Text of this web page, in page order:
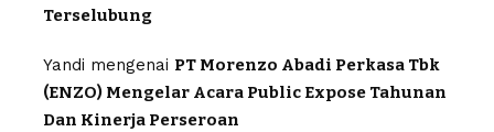
Terselubung
Yandi mengenai PT Morenzo Abadi Perkasa Tbk
(ENZO) Mengelar Acara Public Expose Tahunan
Dan Kinerja Perseroan